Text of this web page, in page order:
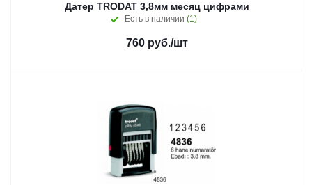
Датер TRODAT 3,8мм месяц цифрами
Есть в наличии (1)
760руб./шт